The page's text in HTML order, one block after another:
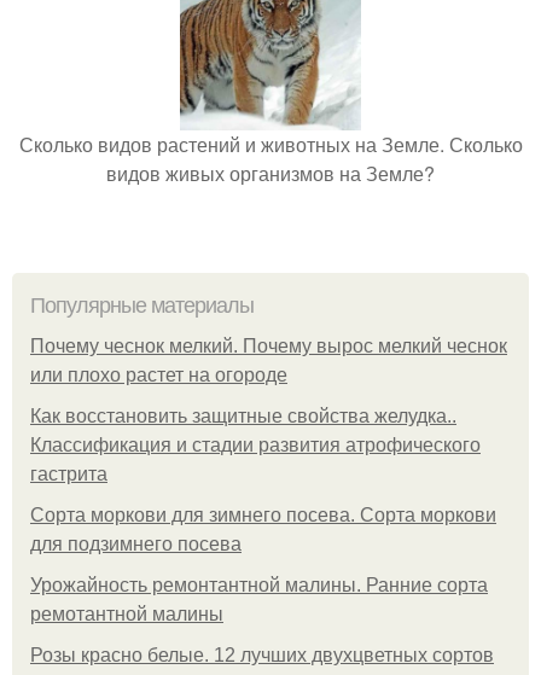
Сколько видов растений и животных на Земле. Сколько
видов живых организмов на Земле?
Популярные материалы
Почему чеснок мелкий. Почему вырос мелкий чеснок
или плохо растет на огороде
Как восстановить защитные свойства желудка..
Классификация и стадии развития атрофического
гастрита
Сорта моркови для зимнего посева. Сорта моркови
для подзимнего посева
Урожайность ремонтантной малины. Ранние сорта
ремотантной малины
Розы красно белые. 12 лучших двухцветных сортов